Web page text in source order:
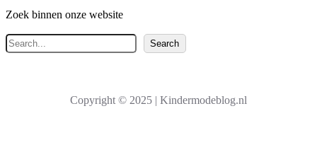
Zoek binnen onze website
Z
o
Search
Copyright © 2025 | Kindermodeblog.nl